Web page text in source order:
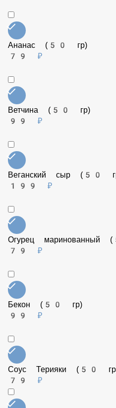
Соус Рэнч (50 гр)
79 ₽
Салями (50 гр)
129 ₽
Ананас (50 гр)
79 ₽